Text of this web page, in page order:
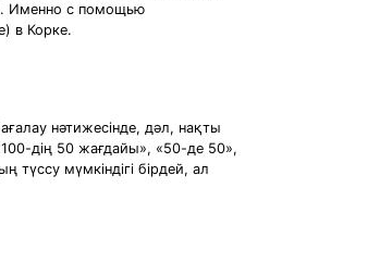
Именно с помощью
в Корке.
нәтижесінде, дәл, нақты
дің 50 жағдайы», «50-де 50»,
түссу мүмкіндігі бірдей, ал